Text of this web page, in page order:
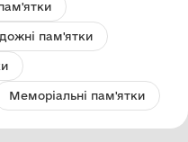
пам'ятки
Меморіальні пам'ятки